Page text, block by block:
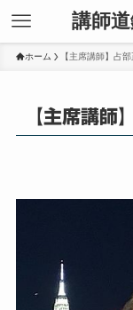
講師
ホーム 【主席講師】占
【主席講